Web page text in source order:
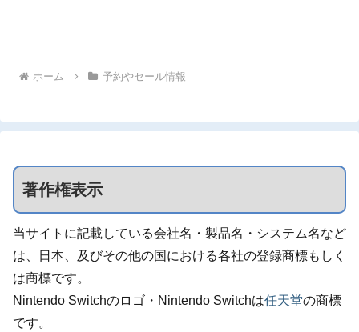
ホーム 予約やセール情報
著作権表示
当サイトに記載している会社名・製品名・システム名など
は、日本、及びその他の国における各社の登録商標もしく
は商標です。
Nintendo Switchのロゴ・Nintendo Switchは任天堂の商標
です。